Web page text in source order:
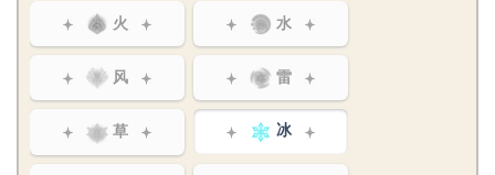
火 水
风 雷
草 冰